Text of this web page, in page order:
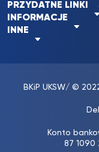
PRZYDATNE LINKI
INFORMACJE
INNE
BKiP UKSW/ ©
Konto
87 1090